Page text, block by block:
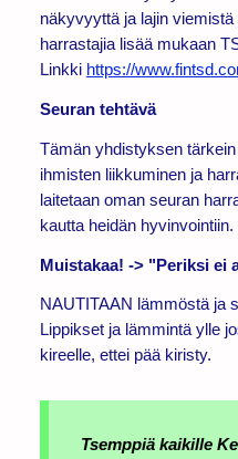
näkyvyyttä ja lajin
harrastajia lisää mukaan
Linkki https://
Seuran tehtävä
Tämän yhdistyksen
ihmisten liikkuminen ja
laitetaan oman seuran
kautta heidän hyvinvointiin.
Muistakaa! -> "Periksi ei
NAUTITAAN lämmöstä ja
Lippikset ja lämmintä ylle
kireelle, ettei pää kiristy.
Tsemppiä kaikille